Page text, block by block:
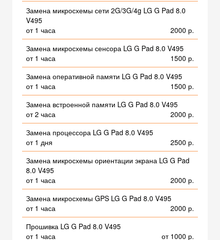
Замена микросхемы сети 2G/3G/4g LG G Pad 8.0
V495
от 1 часа
2000 р.
Замена микросхемы сенсора LG G Pad 8.0 V495
от 1 часа
1500 р.
Замена оперативной памяти LG G Pad 8.0 V495
от 1 часа
1500 р.
Замена встроенной памяти LG G Pad 8.0 V495
от 2 часа
2000 р.
Замена процессора LG G Pad 8.0 V495
от 1 дня
2500 р.
Замена микросхемы ориентации экрана LG G Pad
8.0 V495
от 1 часа
2000 р.
Замена микросхемы GPS LG G Pad 8.0 V495
от 1 часа
2000 р.
Прошивка LG G Pad 8.0 V495
от 1 часа
от 1000 р.